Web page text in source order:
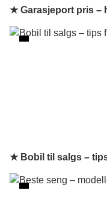
★ Garasjeport pris –
★ Bobil til salgs –